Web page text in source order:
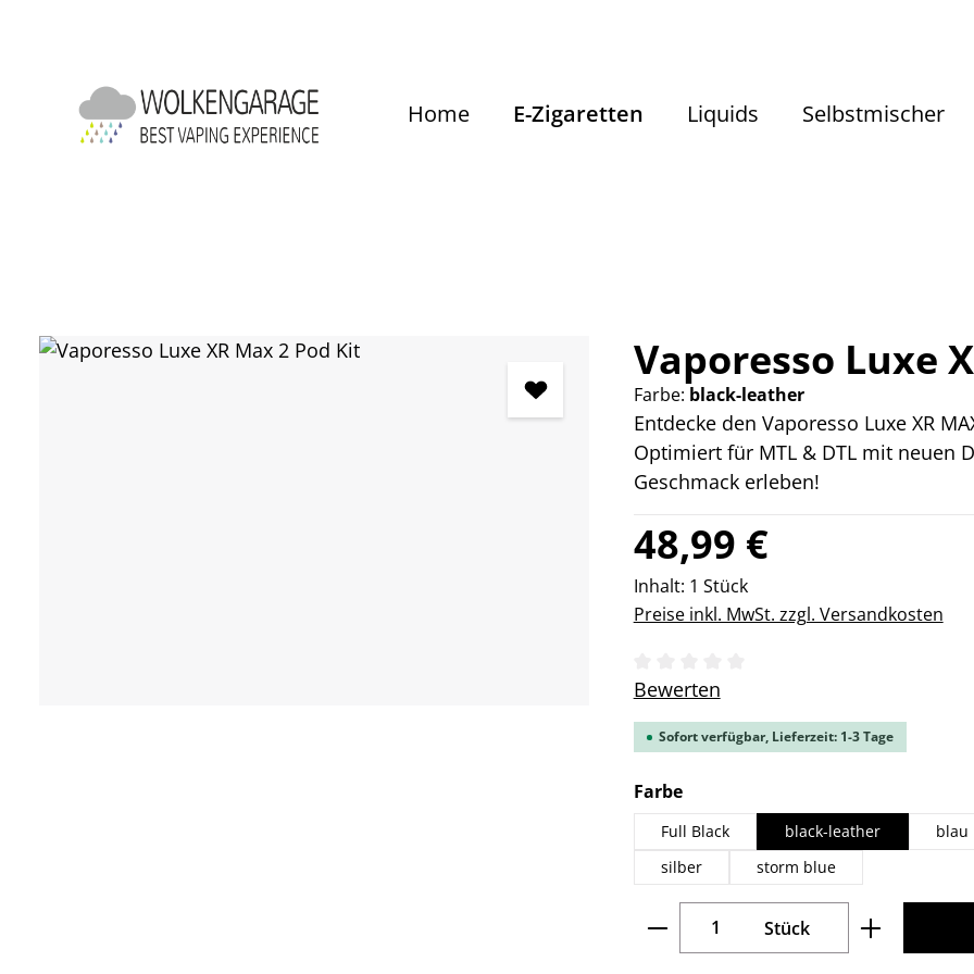
Home E-Zigaretten Liquids Selbstmischer
Bildergalerie überspringen Vaporesso Luxe
Farbe: black-leather
Entdecke den Vaporesso Luxe XR
Optimiert für MTL & DTL mit neuen
Geschmack erleben!
Regulärer Preis:
48,99 €
Inhalt: 1 Stück
Preise inkl. MwSt. zzgl. Versandkosten
Durchschnittliche Bewertung von 0
Bewerten
Sofort verfügbar, Lieferzeit: 1-3 Tage
Farbeauswählen
Full Black black-leather blau
silber
storm blue
Produkt Anzahl: Gib den
Stück